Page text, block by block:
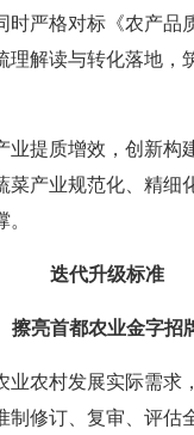
时严格对标《农产品
理解读与转化落地，
提质增效，创新构
菜产业规范化、精细
迭代升级标准
擦亮首都农业金字招
农村发展实际需求
制修订、复审、评估